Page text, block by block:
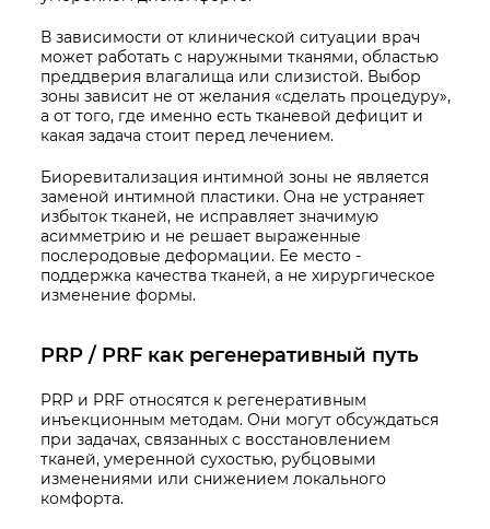
В зависимости от клинической ситуации врач
может работать с наружными тканями, областью
преддверия влагалища или слизистой. Выбор
зоны зависит не от желания «сделать процедуру»,
а от того, где именно есть тканевой дефицит и
какая задача стоит перед лечением.
Биоревитализация интимной зоны не является
заменой интимной пластики. Она не устраняет
избыток тканей, не исправляет значимую
асимметрию и не решает выраженные
послеродовые деформации. Ее место -
поддержка качества тканей, а не хирургическое
изменение формы.
PRP / PRF как регенеративный путь
PRP и PRF относятся к регенеративным
инъекционным методам. Они могут обсуждаться
при задачах, связанных с восстановлением
тканей, умеренной сухостью, рубцовыми
изменениями или снижением локального
комфорта.